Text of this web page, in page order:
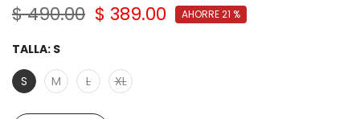
$ 490.00 $ 389.00 AHORRE 21 %
TALLA: S
S
M L XL